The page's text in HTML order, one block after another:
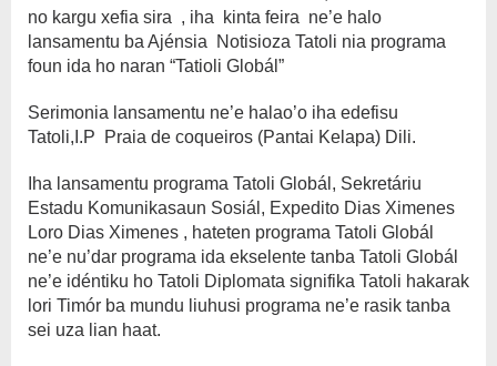
no kargu xefia sira , iha kinta feira ne’e halo
lansamentu ba Ajénsia Notisioza Tatoli nia programa
foun ida ho naran “Tatioli Globál”
Serimonia lansamentu ne’e halao’o iha edefisu
Tatoli,I.P Praia de coqueiros (Pantai Kelapa) Dili.
Iha lansamentu programa Tatoli Globál, Sekretáriu
Estadu Komunikasaun Sosiál, Expedito Dias Ximenes
Loro Dias Ximenes , hateten programa Tatoli Globál
ne’e nu’dar programa ida ekselente tanba Tatoli Globál
ne’e idéntiku ho Tatoli Diplomata signifika Tatoli hakarak
lori Timór ba mundu liuhusi programa ne’e rasik tanba
sei uza lian haat.